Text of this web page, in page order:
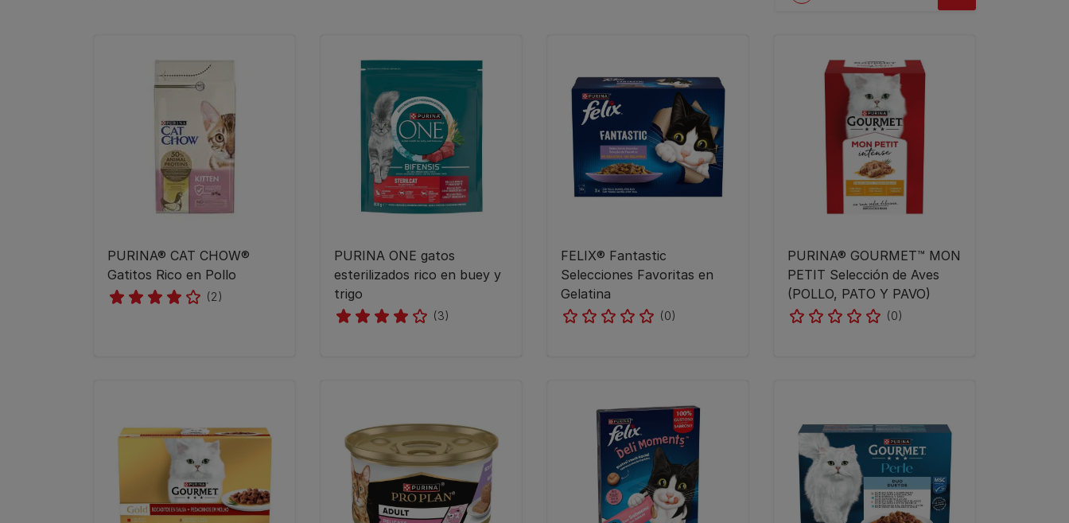
PURINA® CAT CHOW®​
Gatitos Rico en Pollo
(2)
PURINA ONE gatos
esterilizados rico en buey y
trigo
(3)
FELIX® Fantastic
Selecciones Favoritas en
Gelatina
(0)
PURINA® GOURMET™ MON
PETIT Selección de Aves
(POLLO, PATO Y PAVO)
(0)